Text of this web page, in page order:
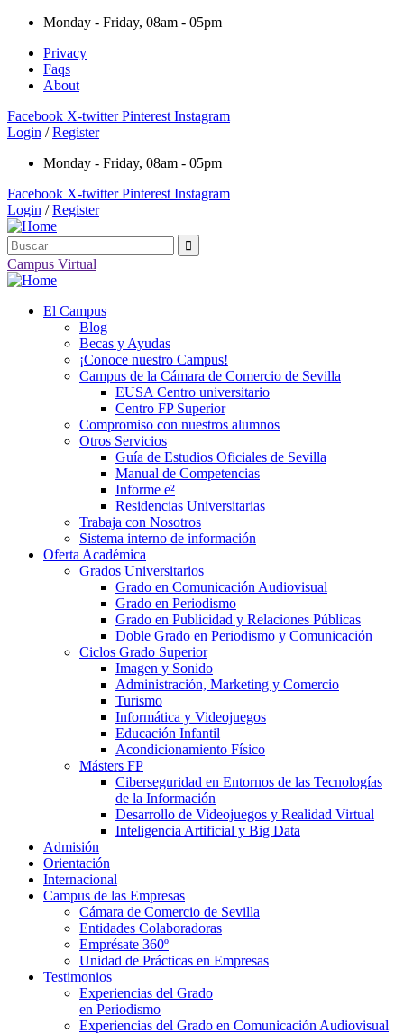
Monday - Friday, 08am - 05pm
Privacy
Faqs
About
Facebook X-twitter Pinterest Instagram
Login / Register
Monday - Friday, 08am - 05pm
Facebook X-twitter Pinterest Instagram
Login / Register
Campus Virtual
El Campus
Blog
Becas y Ayudas
¡Conoce nuestro Campus!
Campus de la Cámara de Comercio de Sevilla
EUSA Centro universitario
Centro FP Superior
Compromiso con nuestros alumnos
Otros Servicios
Guía de Estudios Oficiales de Sevilla
Manual de Competencias
Informe e²
Residencias Universitarias
Trabaja con Nosotros
Sistema interno de información
Oferta Académica
Grados Universitarios
Grado en Comunicación Audiovisual
Grado en Periodismo
Grado en Publicidad y Relaciones Públicas
Doble Grado en Periodismo y Comunicación
Ciclos Grado Superior
Imagen y Sonido
Administración, Marketing y Comercio
Turismo
Informática y Videojuegos
Educación Infantil
Acondicionamiento Físico
Másters FP
Ciberseguridad en Entornos de las Tecnologías
de la Información
Desarrollo de Videojuegos y Realidad Virtual
Inteligencia Artificial y Big Data
Admisión
Orientación
Internacional
Campus de las Empresas
Cámara de Comercio de Sevilla
Entidades Colaboradoras
Emprésate 360º
Unidad de Prácticas en Empresas
Testimonios
Experiencias del Grado
en Periodismo
Experiencias del Grado en Comunicación Audiovisual